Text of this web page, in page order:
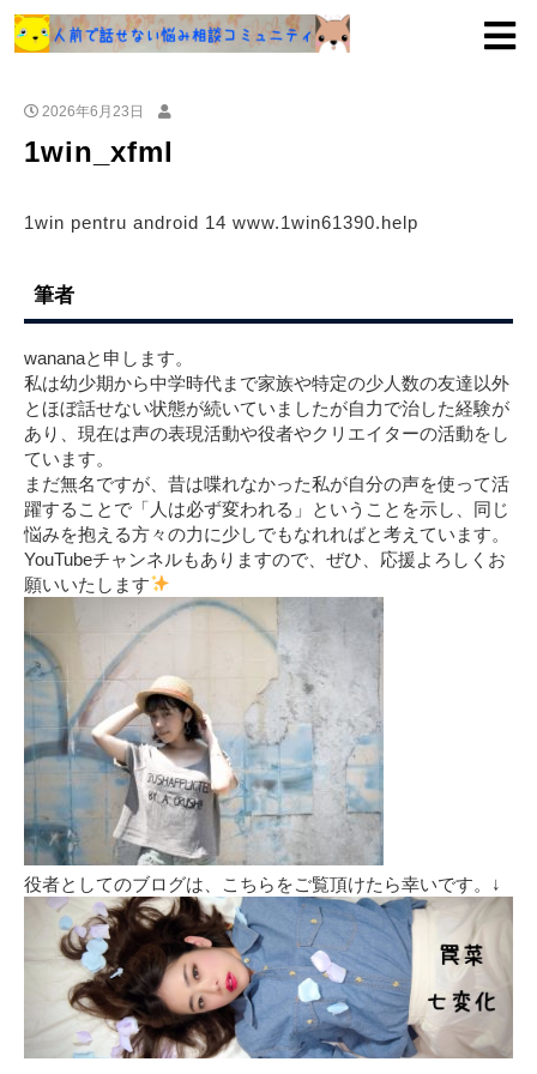
2026年6月23日
1win_xfml
1win pentru android 14 www.1win61390.help
筆者
wananaと申します。
私は幼少期から中学時代まで家族や特定の少人数の友達以外
とほぼ話せない状態が続いていましたが自力で治した経験が
あり、現在は声の表現活動や役者やクリエイターの活動をし
ています。
まだ無名ですが、昔は喋れなかった私が自分の声を使って活
躍することで「人は必ず変われる」ということを示し、同じ
悩みを抱える方々の力に少しでもなれればと考えています。
YouTubeチャンネルもありますので、ぜひ、応援よろしくお
願いいたします
役者としてのブログは、こちらをご覧頂けたら幸いです。↓